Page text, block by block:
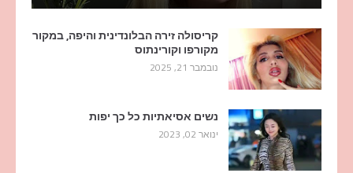
קריסולה זירה הבלונדינית והיפה, במקור
מקורפו וקורינתוס
נובמבר 21, 2025
נשים אסיאתיות כל כך יפות
ינואר 02, 2023